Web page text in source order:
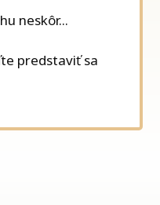
neskôr...
predstaviť sa